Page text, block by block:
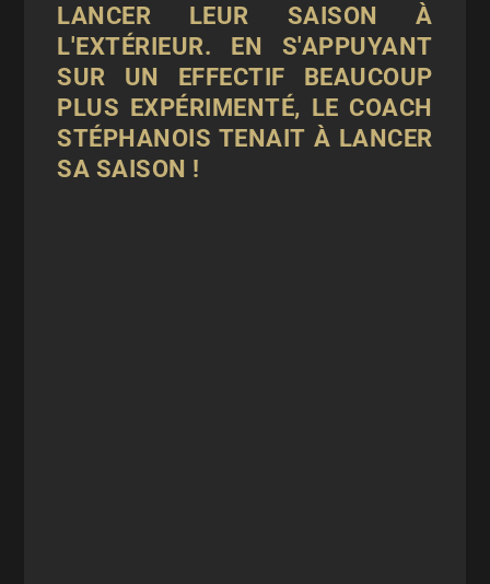
LANCER LEUR SAISON À
L'EXTÉRIEUR. EN S'APPUYANT
SUR UN EFFECTIF BEAUCOUP
PLUS EXPÉRIMENTÉ, LE COACH
STÉPHANOIS TENAIT À LANCER
SA SAISON !